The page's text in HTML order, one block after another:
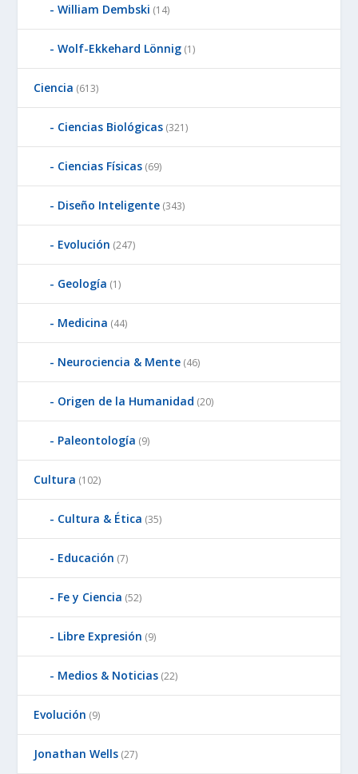
William Dembski (14)
Wolf-Ekkehard Lönnig (1)
Ciencia (613)
Ciencias Biológicas (321)
Ciencias Físicas (69)
Diseño Inteligente (343)
Evolución (247)
Geología (1)
Medicina (44)
Neurociencia & Mente (46)
Origen de la Humanidad (20)
Paleontología (9)
Cultura (102)
Cultura & Ética (35)
Educación (7)
Fe y Ciencia (52)
Libre Expresión (9)
Medios & Noticias (22)
Evolución (9)
Jonathan Wells (27)